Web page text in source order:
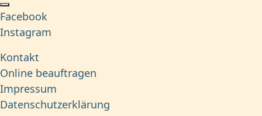
Facebook
Instagram
Kontakt
Online beauftragen
Impressum
Datenschutzerklärung